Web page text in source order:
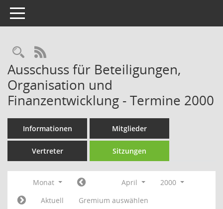
Toggle navigation
Rechercheauswahl
RSS-Feed
Ausschuss für Beteiligungen,
Organisation und
Finanzentwicklung - Termine 2000
Informationen Mitglieder
Vertreter Sitzungen
Monat April
2000
Aktuell
Gremium auswählen